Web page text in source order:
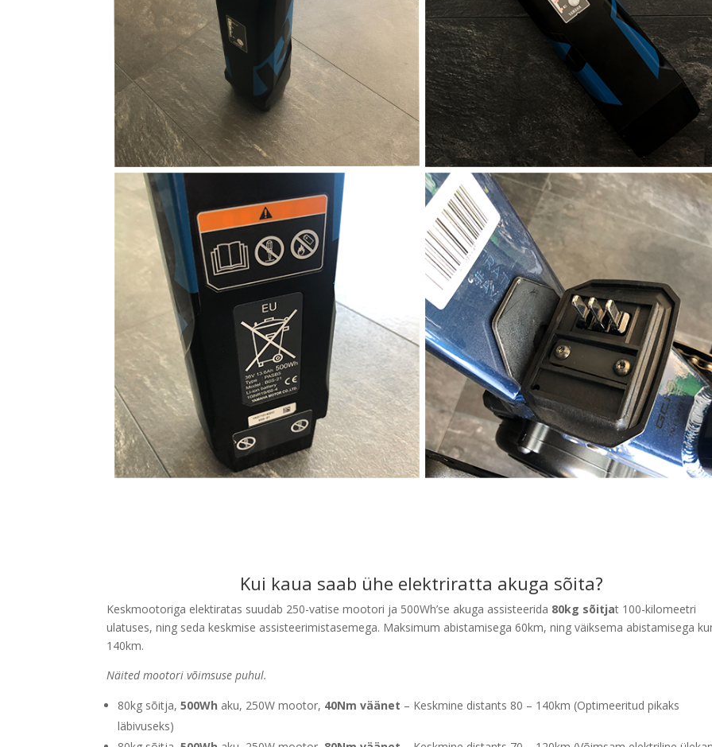
Kui kaua saab ühe elektriratta akuga sõita?
Keskmootoriga elektiratas suudab 250-vatise mootori ja 500Wh’se akuga assisteerida 80kg sõitjat 100-kilomeetri
ulatuses, ning seda keskmise assisteerimistasemega. Maksimum abistamisega 60km, ning väiksema abistamisega
140km.
Näited mootori võimsuse puhul.
80kg sõitja,500Wh aku, 250W mootor, 40Nm väänet – Keskmine distants 80 – 140km (Optimeeritud pikaks
läbivuseks)